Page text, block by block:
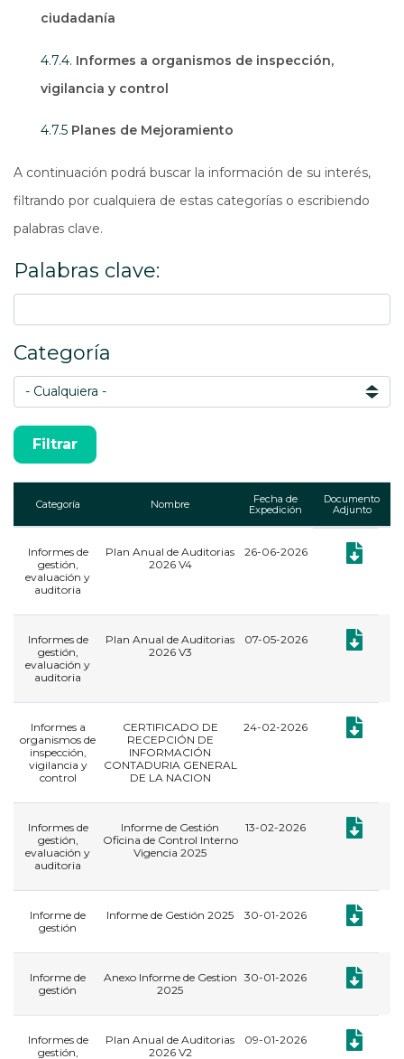
ciudadanía
4.7.4. Informes a organismos de inspección,
vigilancia y control
4.7.5 Planes de Mejoramiento
A continuación podrá buscar la información de su interés,
filtrando por cualquiera de estas categorías o escribiendo
palabras clave.
Palabras clave:
Categoría
Categoría Nombre
Fecha de
Expedición
Documento
Adjunto
Informes de
gestión,
evaluación y
auditoria
Plan Anual de Auditorias
2026 V4
26-06-2026
Informes de
gestión,
evaluación y
auditoria
Plan Anual de Auditorias
2026 V3
07-05-2026
Informes a
organismos de
inspección,
vigilancia y
control
CERTIFICADO DE
RECEPCIÓN DE
INFORMACIÓN
CONTADURIA GENERAL
DE LA NACION
24-02-2026
Informes de
gestión,
evaluación y
auditoria
Informe de Gestión
Oficina de Control Interno
Vigencia 2025
13-02-2026
​Informe de
gestión
Informe de Gestión 2025 30-01-2026
​Informe de
gestión
Anexo Informe de Gestion
2025
30-01-2026
Informes de
gestión,
Plan Anual de Auditorias
2026 V2
09-01-2026